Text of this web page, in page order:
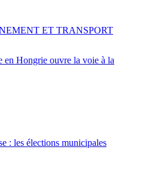
en Hongrie ouvre la voie à la
ET TRANSPORT
: les élections municipales